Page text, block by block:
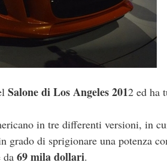
Salone di Los Angeles 2012 ed ha
in tre differenti versioni, in
grado di sprigionare una potenza
da 69 mila dollari.